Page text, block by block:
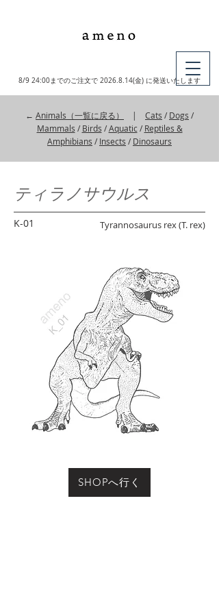
8/9 24:00までのご注文で 2026.8.14(金) に発送いたします
← Animals（一覧に戻る） | Cats / Dogs /
Mammals / Birds /Aquatic/ Reptiles &
Amphibians / Insects / Dinosaurs
ティラノサウルス
K-01 Tyrannosaurus rex (T. rex)
SHOPへ行く